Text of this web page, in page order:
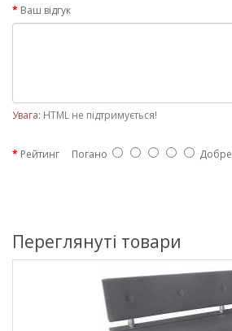
Ваш відгук
Увага: HTML не підтримується!
Рейтинг Погано Добре
Переглянуті товари